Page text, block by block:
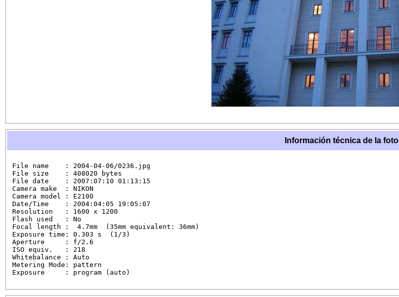
Información técnica de la foto
File name    : 2004-04-06/0236.jpg
File size    : 408020 bytes
File date    : 2007:07:10 01:13:15
Camera make  : NIKON
Camera model : E2100
Date/Time    : 2004:04:05 19:05:07
Resolution   : 1600 x 1200
Flash used   : No
Focal length :  4.7mm  (35mm equivalent: 36mm)
Exposure time: 0.303 s  (1/3)
Aperture     : f/2.6
ISO equiv.   : 218
Whitebalance : Auto
Metering Mode: pattern
Exposure     : program (auto)